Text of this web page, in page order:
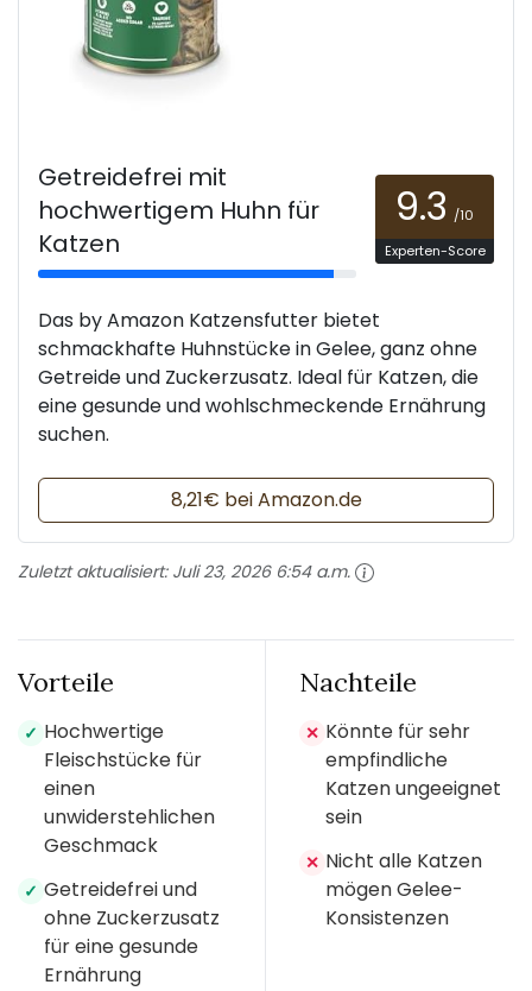
Getreidefrei mit
hochwertigem Huhn für
Katzen
9.3 /10
Experten-Score
Das by Amazon Katzensfutter bietet
schmackhafte Huhnstücke in Gelee, ganz ohne
Getreide und Zuckerzusatz. Ideal für Katzen, die
eine gesunde und wohlschmeckende Ernährung
suchen.
8,21€ bei Amazon.de
Zuletzt aktualisiert: Juli 23, 2026 6:54 a.m.
Vorteile
✓ Hochwertige
Fleischstücke für
einen
unwiderstehlichen
Geschmack
✓ Getreidefrei und
ohne Zuckerzusatz
für eine gesunde
Ernährung
Nachteile
✕ Könnte für sehr
empfindliche
Katzen ungeeignet
sein
✕ Nicht alle Katzen
mögen Gelee-
Konsistenzen